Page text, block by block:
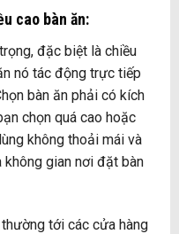
cao bàn ăn:
đặc biệt là chiều
nó tác động trực tiếp
bàn ăn phải có kích
chọn quá cao hoặc
không thoải mái và
gian nơi đặt bàn
tới các cửa hàng